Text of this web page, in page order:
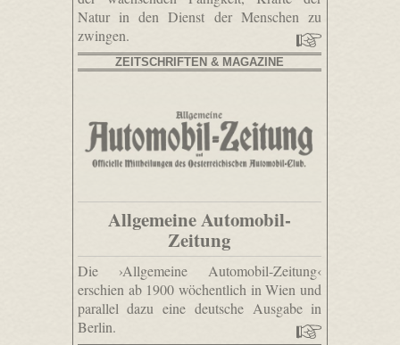
Natur in den Dienst der Menschen zu
zwingen.
ZEITSCHRIFTEN & MAGAZINE
Allgemeine Automobil-
Zeitung
Die ›Allgemeine Automobil-Zeitung‹
erschien ab 1900 wöchentlich in Wien und
parallel dazu eine deutsche Ausgabe in
Berlin.